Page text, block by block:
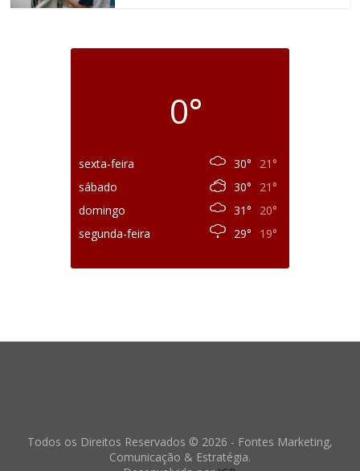
0°
sexta-feira 30°
21°
sábado
30°
21°
domingo
31°
20°
segunda-feira
29° 19°
Todos os Direitos Reservados © 2026 - Fontes Marketing,
Comunicação & Estratégia.